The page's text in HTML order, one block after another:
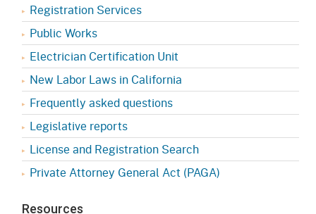
Registration Services
Public Works
Electrician Certification Unit
New Labor Laws in California
Frequently asked questions
Legislative reports
License and Registration Search
Private Attorney General Act (PAGA)
Resources